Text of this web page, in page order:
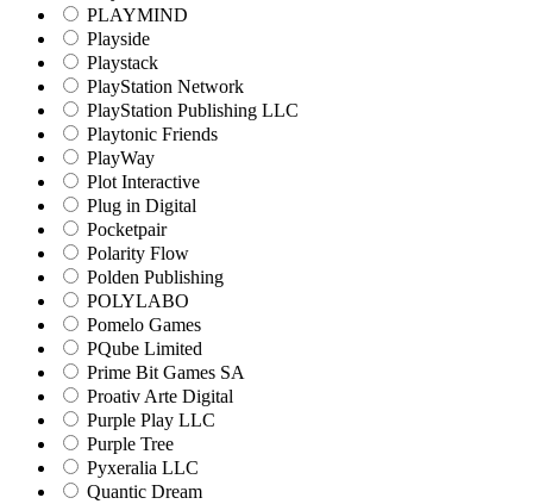
PLAYMIND
Playside
Playstack
PlayStation Network
PlayStation Publishing LLC
Playtonic Friends
PlayWay
Plot Interactive
Plug in Digital
Pocketpair
Polarity Flow
Polden Publishing
POLYLABO
Pomelo Games
PQube Limited
Prime Bit Games SA
Proativ Arte Digital
Purple Play LLC
Purple Tree
Pyxeralia LLC
Quantic Dream